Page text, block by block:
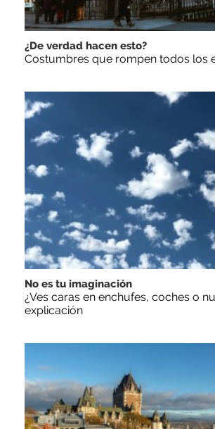
¿De verdad hacen esto?
Costumbres que rompen todos los
No es tu imaginación
¿Ves caras en enchufes, coches o
explicación